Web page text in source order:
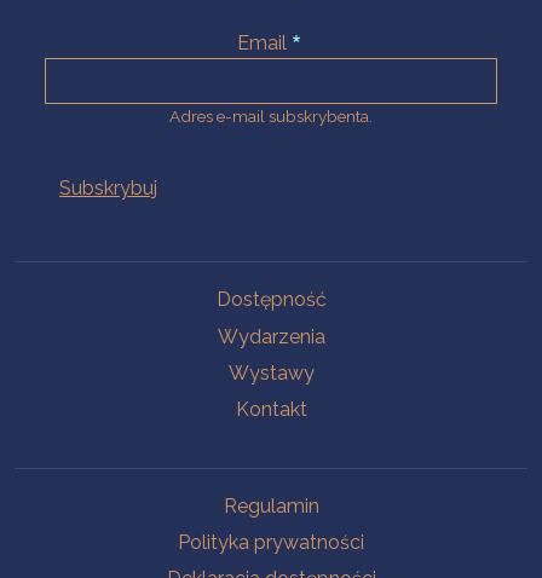
Email
Adres e-mail subskrybenta.
Dostępność
Wydarzenia
Wystawy
Kontakt
Regulamin
Polityka prywatności